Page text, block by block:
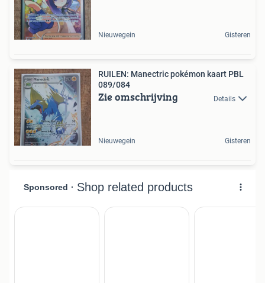
Nieuwegein Gisteren
RUILEN: Manectric pokémon kaart PBL
089/084
Zie omschrijving Details
Nieuwegein Gisteren